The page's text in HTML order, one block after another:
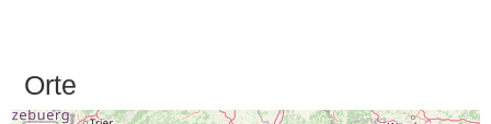
Orte